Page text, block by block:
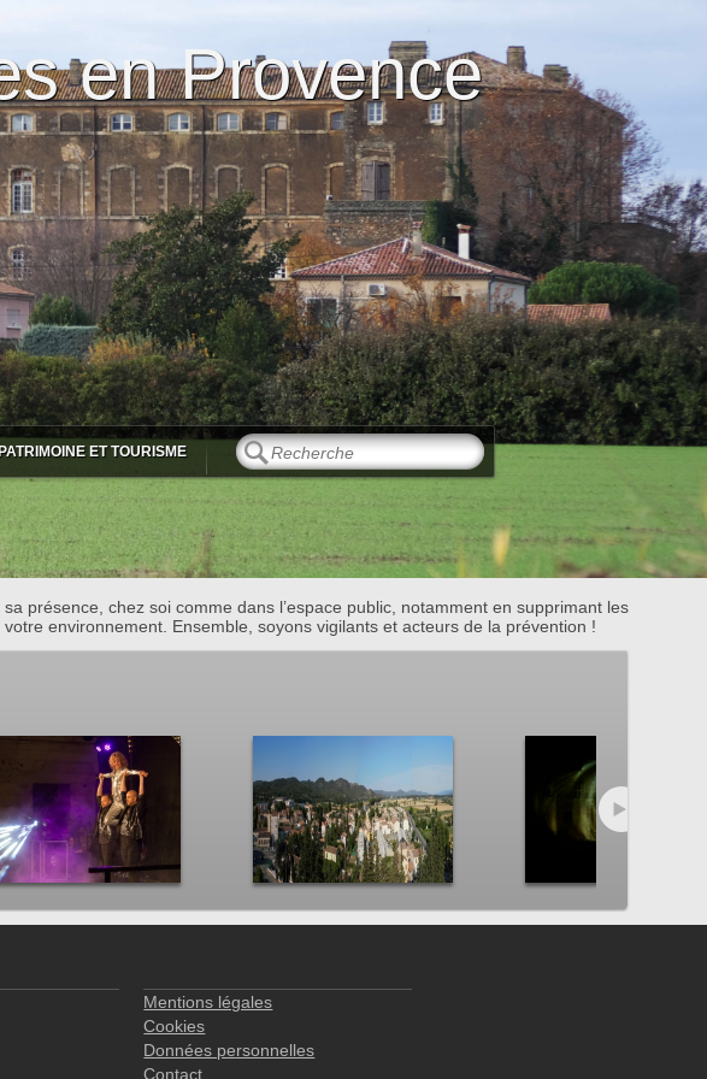
en Provence
PATRIMOINE ET TOURISME
présence, chez soi comme dans l’espace public, notamment en supprimant les
environnement. Ensemble, soyons vigilants et acteurs de la prévention !
Mentions légales
Cookies
Données personnelles
Contact